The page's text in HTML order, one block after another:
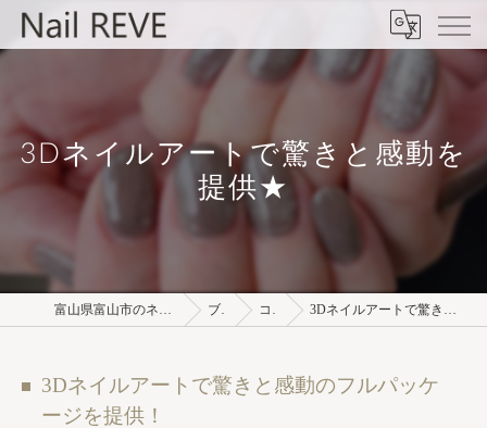
3Dネイルアートで驚きと感動を
提供★
富山県富山市のネイルサロンならNail REVE ブログ コラム 3Dネイルアートで驚きと感動のフルパッケージを提供！
3Dネイルアートで驚きと感動のフルパッケ
ージを提供！